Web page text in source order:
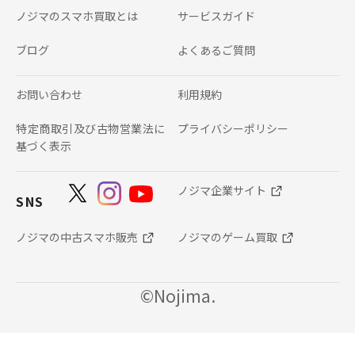
ノジマのスマホ買取とは サービスガイド
ブログ よくあるご質問
お問い合わせ 利用規約
特定商取引及び古物営業法に
基づく表示
プライバシーポリシー
SNS
ノジマ企業サイト
ノジマの中古スマホ販売 ノジマのゲーム買取
©Nojima.